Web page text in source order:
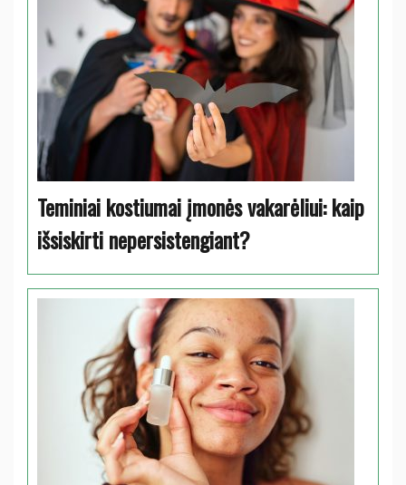
Teminiai kostiumai įmonės vakarėliui: kaip
išsiskirti nepersistengiant?